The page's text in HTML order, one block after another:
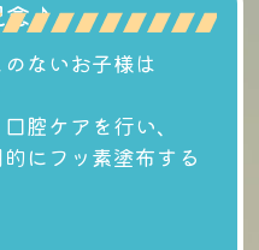
念♪
ないお子様は
腔ケアを行い、
にフッ素塗布する